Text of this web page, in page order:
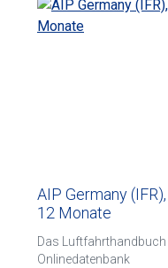
AIP Germany
12 Monate
Das
Onlinedatenbank